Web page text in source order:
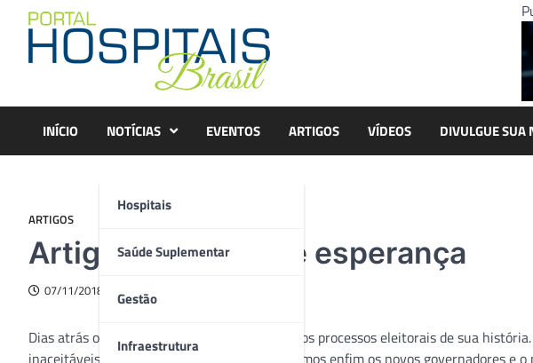
content
INÍCIO NOTÍCIAS
Hospitais
Saúde Suplementar
Gestão
Infraestrutura
EVENTOS ARTIGOS VÍDEOS DIVULGUE SUA
ARTIGOS
Artigo – Tempos de esperança
07/11/2018
Dias atrás o Brasil concluiu um dos mais tensos processos eleitorais de sua
inaceitáveis de ódio e falsas acusações, definimos enfim os novos governadores e